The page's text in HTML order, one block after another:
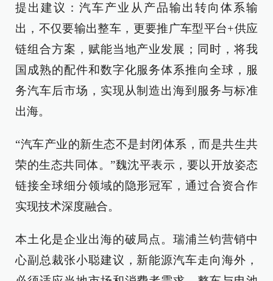
提出建议：汽车产业从产品输出转向体系输
出，不仅要输出整车，更要推广车型平台+供应
链组合方案，赋能当地产业发展；同时，将我
国成熟的配件和数字化服务体系推向全球，服
务汽车后市场，实现从制造出海到服务与标准
出海。
“汽车产业的新生态不是封闭体系，而是共生共
荣的生态共同体。”魏沈平表示，要以开放姿态
链接全球细分领域的隐形冠军，通过合资合作
实现技术深度融合。
本土化是企业出海的破局点。瑞浦兰钧营销中
心副总裁张小聪建议，新能源汽车走向海外，